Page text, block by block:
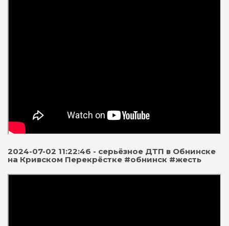
2024-07-02 11:22:46 - серьёзное ДТП в Обнинске
на Кривском Перекрёстке #обнинск #жесть